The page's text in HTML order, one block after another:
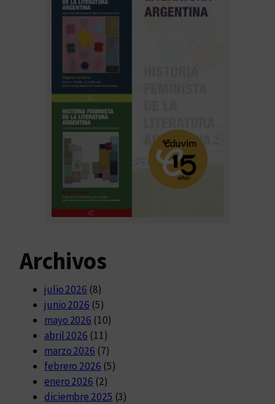
Archivos
julio 2026 (8)
junio 2026 (5)
mayo 2026 (10)
abril 2026 (11)
marzo 2026 (7)
febrero 2026 (5)
enero 2026 (2)
diciembre 2025 (3)